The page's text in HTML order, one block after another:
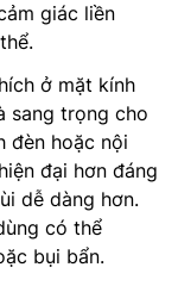
giác liền
ở mặt kính
sang trọng cho
đèn hoặc nội
đại hơn đáng
dễ dàng hơn.
có thể
bụi bẩn.